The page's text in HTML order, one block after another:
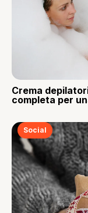
Crema
completa per
Social